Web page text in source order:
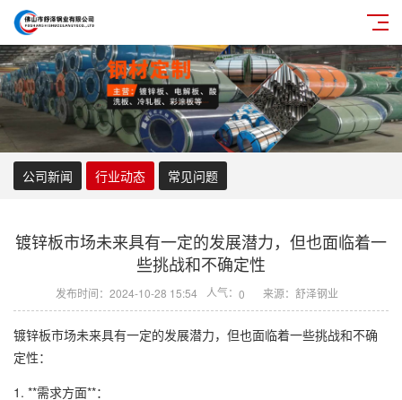
公司新闻 行业动态 常见问题
镀锌板市场未来具有一定的发展潜力，但也面临着一
些挑战和不确定性
发布时间：2024-10-28 15:54 人气： 0 来源：舒泽钢业
镀锌板市场未来具有一定的发展潜力，但也面临着一些挑战和不确
定性：
1. **需求方面**：